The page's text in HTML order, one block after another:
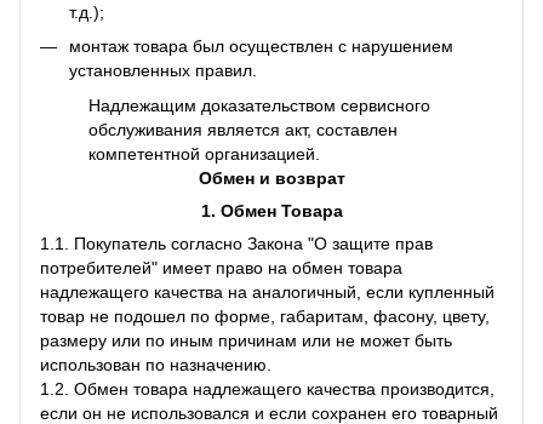
т.д.);
монтаж товара был осуществлен с нарушением
установленных правил.
Надлежащим доказательством сервисного
обслуживания является акт, составлен
компетентной организацией.
Обмен и возврат
1. Обмен Товара
1.1. Покупатель согласно Закона "О защите прав
потребителей" имеет право на обмен товара
надлежащего качества на аналогичный, если купленный
товар не подошел по форме, габаритам, фасону, цвету,
размеру или по иным причинам или не может быть
использован по назначению.
1.2. Обмен товара надлежащего качества производится,
если он не использовался и если сохранен его товарный